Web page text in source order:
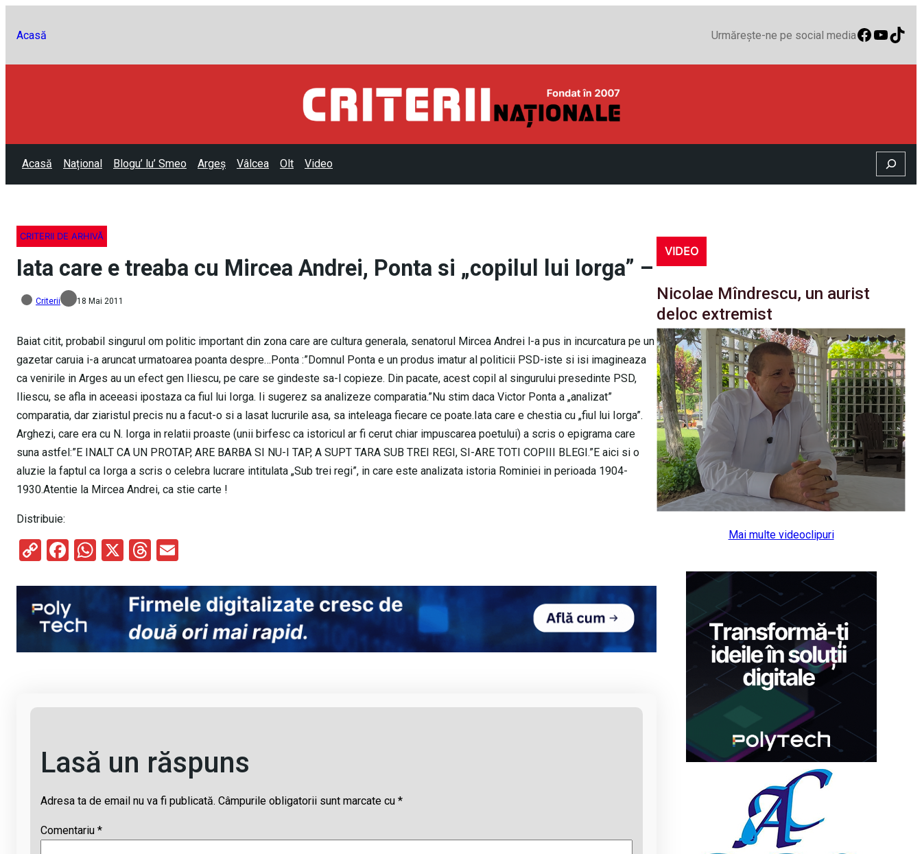
Acasă Urmărește-ne pe social media
Acasă Național Blogu’ lu’ Smeo Argeș Vâlcea Olt Video Search
CRITERII DE ARHIVĂ
Iata care e treaba cu Mircea Andrei, Ponta si „copilul lui Iorga” –
Criterii 18 Mai 2011
Baiat citit, probabil singurul om politic important din zona care are cultura generala, senatorul Mircea Andrei l-a pus in incurcatura pe un
gazetar caruia i-a aruncat urmatoarea poanta despre…Ponta :”Domnul Ponta e un produs imatur al politicii PSD-iste si isi imagineaza
ca venirile in Arges au un efect gen Iliescu, pe care se gindeste sa-l copieze. Din pacate, acest copil al singurului presedinte PSD,
Iliescu, se afla in aceeasi ipostaza ca fiul lui Iorga. Ii sugerez sa analizeze comparatia.”Nu stim daca Victor Ponta a „analizat”
comparatia, dar ziaristul precis nu a facut-o si a lasat lucrurile asa, sa inteleaga fiecare ce poate.Iata care e chestia cu „fiul lui Iorga”.
Arghezi, care era cu N. Iorga in relatii proaste (unii birfesc ca istoricul ar fi cerut chiar impuscarea poetului) a scris o epigrama care
suna astfel:”E INALT CA UN PROTAP, ARE BARBA SI NU-I TAP, A SUPT TARA SUB TREI REGI, SI-ARE TOTI COPIII BLEGI.”E aici si o
aluzie la faptul ca Iorga a scris o celebra lucrare intitulata „Sub trei regi”, in care este analizata istoria Rominiei in perioada 1904-
1930.Atentie la Mircea Andrei, ca stie carte !
Distribuie:
C
py
Li
n
k
F
ce
b
o
o
W
at
s
A
p
X
T
e
a
d
s
ail
Lasă un răspuns
Adresa ta de email nu va fi publicată. Câmpurile obligatorii sunt marcate cu *
Comentariu *
VIDEO
Nicolae Mîndrescu, un aurist
deloc extremist
Mai multe videoclipuri